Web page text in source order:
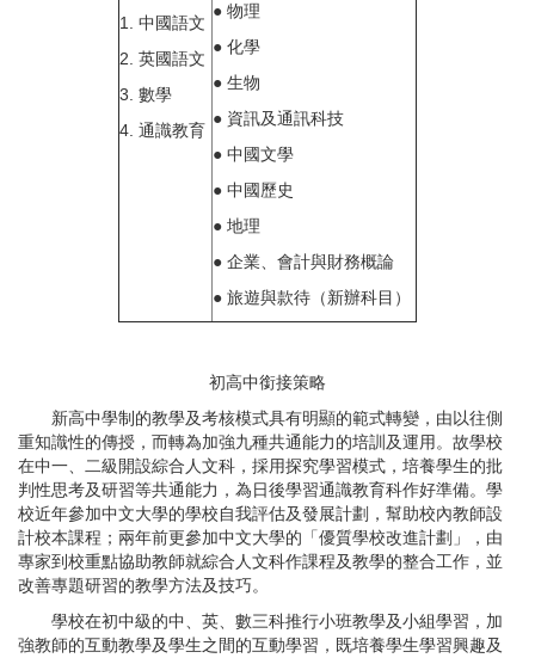
1. 中國語文
2. 英國語文
3. 數學
4. 通識教育
● 物理
● 化學
● 生物
● 資訊及通訊科技
● 中國文學
● 中國歷史
● 地理
● 企業、會計與財務概論
● 旅遊與款待（新辦科目）
初高中銜接策略
新高中學制的教學及考核模式具有明顯的範式轉變，由以往側
重知識性的傳授，而轉為加強九種共通能力的培訓及運用。故學校
在中一、二級開設綜合人文科，採用探究學習模式，培養學生的批
判性思考及研習等共通能力，為日後學習通識教育科作好準備。學
校近年參加中文大學的學校自我評估及發展計劃，幫助校內教師設
計校本課程；兩年前更參加中文大學的「優質學校改進計劃」，由
專家到校重點協助教師就綜合人文科作課程及教學的整合工作，並
改善專題研習的教學方法及技巧。
學校在初中級的中、英、數三科推行小班教學及小組學習，加
強教師的互動教學及學生之間的互動學習，既培養學生學習興趣及